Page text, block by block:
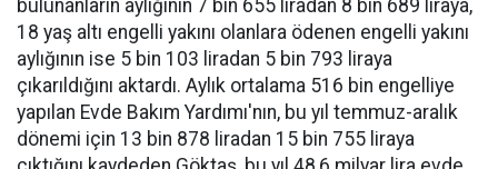
bulunanların aylığının 7 bin 655 liradan 8 bin 689 liraya,
18 yaş altı engelli yakını olanlara ödenen engelli yakını
aylığının ise 5 bin 103 liradan 5 bin 793 liraya
çıkarıldığını aktardı. Aylık ortalama 516 bin engelliye
yapılan Evde Bakım Yardımı'nın, bu yıl temmuz-aralık
dönemi için 13 bin 878 liradan 15 bin 755 liraya